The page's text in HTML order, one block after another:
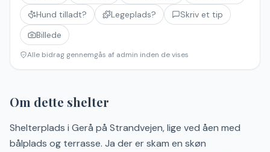
Hund tilladt?
Legeplads?
Skriv et tip
Billede
Alle bidrag gennemgås af admin inden de vises
Om dette shelter
Shelterplads i Gerå på Strandvejen, lige ved åen med
bålplads og terrasse. Ja der er skam en skøn